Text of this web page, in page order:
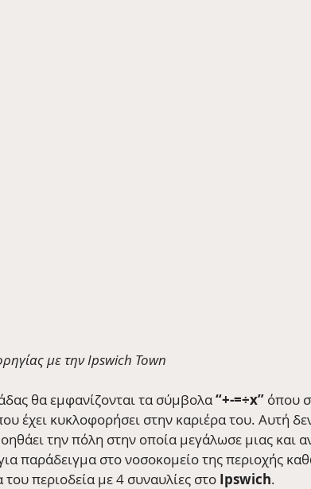
με την Ipswich Town
θα εμφανίζονται τα σύμβολα “+-=÷x” όπου
έχει κυκλοφορήσει στην καριέρα του. Αυτή
την πόλη στην οποία μεγάλωσε μιας και
παράδειγμα στο νοσοκομείο της περιοχής
του περιοδεία με 4 συναυλίες στο Ipswich.